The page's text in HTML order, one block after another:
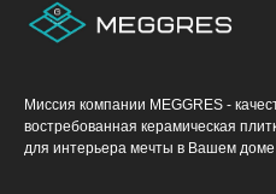
Миссия компании MEGGRES -
востребованная керамическая
для интерьера мечты в Вашем доме